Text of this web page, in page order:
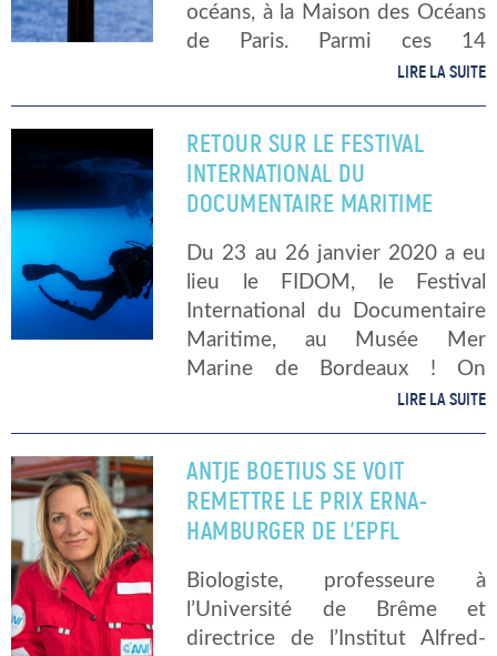
océans, à la Maison des Océans
de Paris. Parmi ces 14
innovations, choisies par un
LIRE LA SUITE
RETOUR SUR LE FESTIVAL
INTERNATIONAL DU
DOCUMENTAIRE MARITIME
Du 23 au 26 janvier 2020 a eu
lieu le FIDOM, le Festival
International du Documentaire
Maritime, au Musée Mer
Marine de Bordeaux ! On
revient sur les temps fort de
FIDOM […]
LIRE LA SUITE
ANTJE BOETIUS SE VOIT
REMETTRE LE PRIX ERNA-
HAMBURGER DE L’EPFL
Biologiste, professeure à
l’Université de Brême et
directrice de l’Institut Alfred-